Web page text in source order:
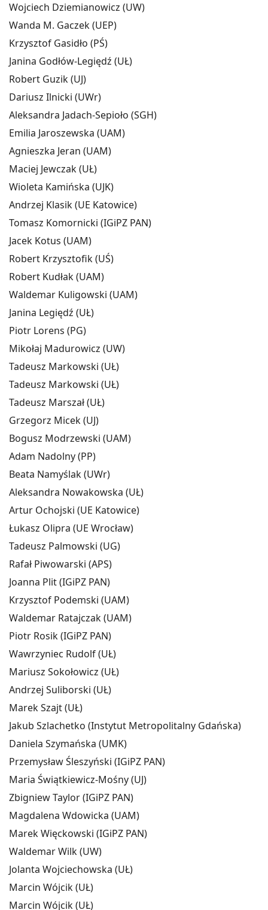
Wojciech Dziemianowicz (UW)
Wanda M. Gaczek (UEP)
Krzysztof Gasidło (PŚ)
Janina Godłów-Legiędź (UŁ)
Robert Guzik (UJ)
Dariusz Ilnicki (UWr)
Aleksandra Jadach-Sepioło (SGH)
Emilia Jaroszewska (UAM)
Agnieszka Jeran (UAM)
Maciej Jewczak (UŁ)
Wioleta Kamińska (UJK)
Andrzej Klasik (UE Katowice)
Tomasz Komornicki (IGiPZ PAN)
Jacek Kotus (UAM)
Robert Krzysztofik (UŚ)
Robert Kudłak (UAM)
Waldemar Kuligowski (UAM)
Janina Legiędź (UŁ)
Piotr Lorens (PG)
Mikołaj Madurowicz (UW)
Tadeusz Markowski (UŁ)
Tadeusz Markowski (UŁ)
Tadeusz Marszał (UŁ)
Grzegorz Micek (UJ)
Bogusz Modrzewski (UAM)
Adam Nadolny (PP)
Beata Namyślak (UWr)
Aleksandra Nowakowska (UŁ)
Artur Ochojski (UE Katowice)
Łukasz Olipra (UE Wrocław)
Tadeusz Palmowski (UG)
Rafał Piwowarski (APS)
Joanna Plit (IGiPZ PAN)
Krzysztof Podemski (UAM)
Waldemar Ratajczak (UAM)
Piotr Rosik (IGiPZ PAN)
Wawrzyniec Rudolf (UŁ)
Mariusz Sokołowicz (UŁ)
Andrzej Suliborski (UŁ)
Marek Szajt (UŁ)
Jakub Szlachetko (Instytut Metropolitalny Gdańska)
Daniela Szymańska (UMK)
Przemysław Śleszyński (IGiPZ PAN)
Maria Świątkiewicz-Mośny (UJ)
Zbigniew Taylor (IGiPZ PAN)
Magdalena Wdowicka (UAM)
Marek Więckowski (IGiPZ PAN)
Waldemar Wilk (UW)
Jolanta Wojciechowska (UŁ)
Marcin Wójcik (UŁ)
Marcin Wójcik (UŁ)